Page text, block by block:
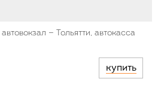
— Тольятти, автокасса
купить